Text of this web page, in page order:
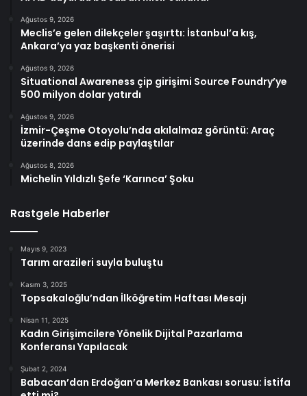
Ağustos 9, 2026
Meclis’e gelen dilekçeler şaşırttı: İstanbul’a kış,
Ankara’ya yaz başkenti önerisi
Ağustos 9, 2026
Situational Awareness çip girişimi Source Foundry’ye
500 milyon dolar yatırdı
Ağustos 9, 2026
İzmir-Çeşme Otoyolu’nda akılalmaz görüntü: Araç
üzerinde dans edip paylaştılar
Ağustos 8, 2026
Michelin Yıldızlı Şefe ‘Karınca’ Şoku
Rastgele Haberler
Mayıs 9, 2023
Tarım arazileri suyla buluştu
Kasım 3, 2025
Topsakaloğlu’ndan İlköğretim Haftası Mesajı
Nisan 11, 2025
Kadın Girişimcilere Yönelik Dijital Pazarlama
Konferansı Yapılacak
Şubat 2, 2024
Babacan’dan Erdoğan’a Merkez Bankası sorusu: İstifa